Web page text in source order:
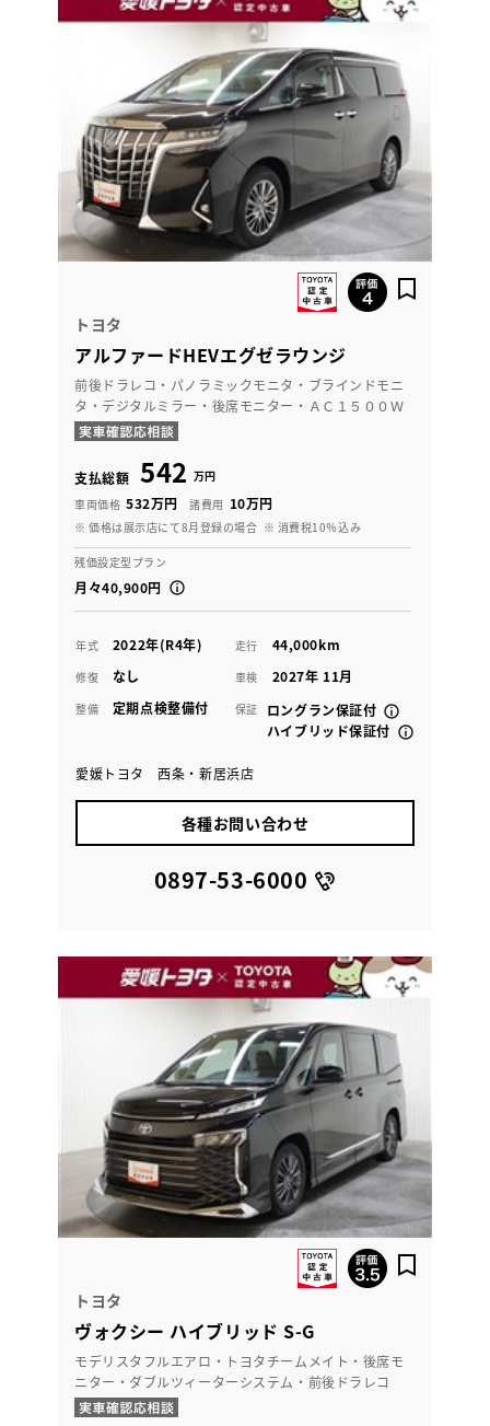
トヨタ
アルファードHEVエグゼラウンジ
前後ドラレコ・パノラミックモニタ・ブラインドモニ
タ・デジタルミラー・後席モニター・ＡＣ１５００Ｗ
支払総額 542 万円
車両価格 532万円 諸費用 10万円
※ 価格は展示店にて8月登録の場合 ※ 消費税10％込み
残価設定型プラン
月々40,900円
年式 2022年(R4年) 走行 44,000km
修復 なし 車検 2027年 11月
整備 定期点検整備付 保証
ロングラン保証付
ハイブリッド保証付
愛媛トヨタ 西条・新居浜店
各種お問い合わせ
0897-53-6000
トヨタ
ヴォクシー ハイブリッド S-G
モデリスタフルエアロ・トヨタチームメイト・後席モ
ニター・ダブルツィーターシステム・前後ドラレコ